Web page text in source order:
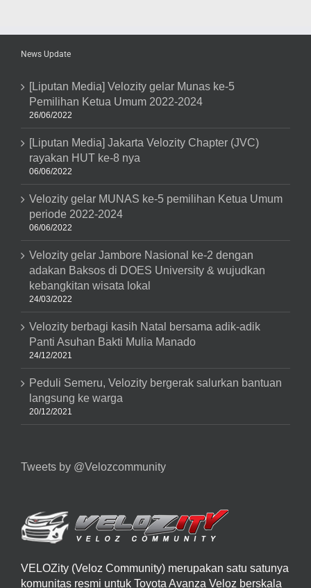
Auto
BSD
City
News Update
[Liputan Media] Velozity gelar Munas ke-5
Pemilihan Ketua Umum 2022-2024
26/06/2022
[Liputan Media] Jakarta Velozity Chapter (JVC)
rayakan HUT ke-8 nya
06/06/2022
Velozity gelar MUNAS ke-5 pemilihan Ketua Umum
periode 2022-2024
06/06/2022
Velozity gelar Jambore Nasional ke-2 dengan
adakan Baksos di DOES University & wujudkan
kebangkitan wisata lokal
24/03/2022
Velozity berbagi kasih Natal bersama adik-adik
Panti Asuhan Bakti Mulia Manado
24/12/2021
Peduli Semeru, Velozity bergerak salurkan bantuan
langsung ke warga
20/12/2021
Tweets by @Velozcommunity
VELOZity (Veloz Community) merupakan satu satunya
komunitas resmi untuk Toyota Avanza Veloz berskala